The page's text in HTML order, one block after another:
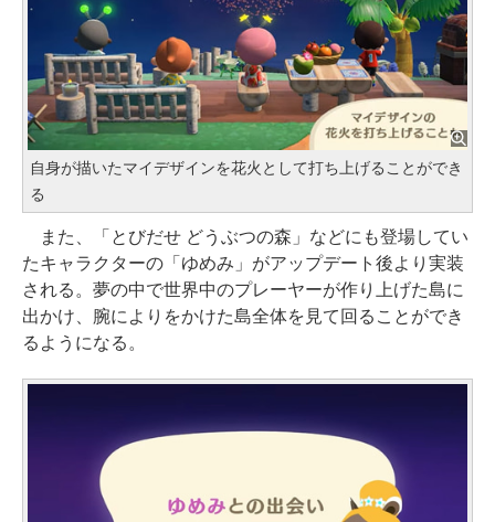
自身が描いたマイデザインを花火として打ち上げることができ
る
また、「とびだせ どうぶつの森」などにも登場してい
たキャラクターの「ゆめみ」がアップデート後より実装
される。夢の中で世界中のプレーヤーが作り上げた島に
出かけ、腕によりをかけた島全体を見て回ることができ
るようになる。